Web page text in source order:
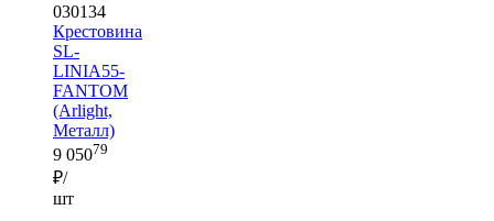
030134
Крестовина
SL-
LINIA55-
FANTOM
(Arlight,
Металл)
9 05079
₽/
шт